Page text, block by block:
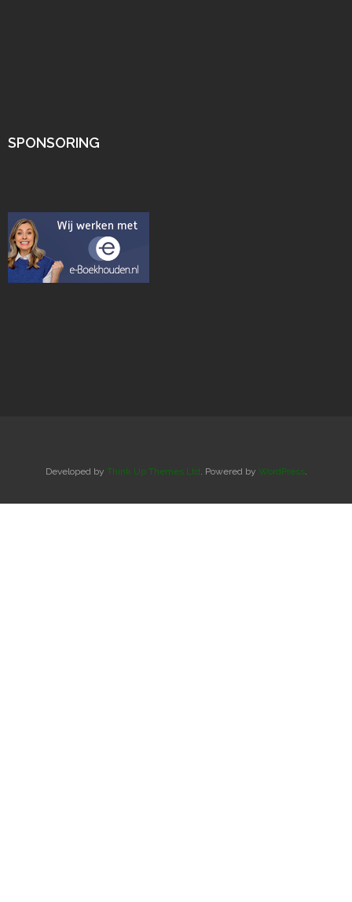
SPONSORING
Developed by Think Up Themes Ltd. Powered by WordPress.